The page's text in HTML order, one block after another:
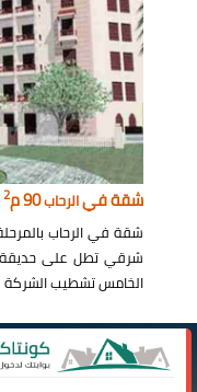
شقة فيالرحاب90 م 2
شقة في الرحاب
الخامس تشطيب الشركة